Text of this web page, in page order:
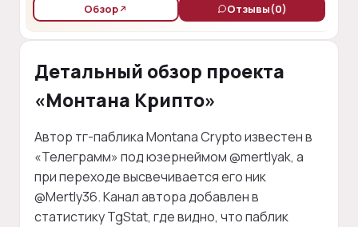
Обзор Отзывы(0)
Детальный обзор проекта
«Монтана Крипто»
Автор тг-паблика Montana Crypto известен в
«Телеграмм» под юзернеймом @mertlyak, а
при переходе высвечивается его ник
@Mertly36. Канал автора добавлен в
статистику TgStat, где видно, что паблик